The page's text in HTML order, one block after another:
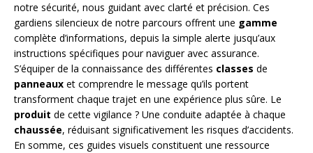
notre sécurité, nous guidant avec clarté et précision. Ces
gardiens silencieux de notre parcours offrent une gamme
complète d’informations, depuis la simple alerte jusqu’aux
instructions spécifiques pour naviguer avec assurance.
S’équiper de la connaissance des différentes classes de
panneaux et comprendre le message qu’ils portent
transforment chaque trajet en une expérience plus sûre. Le
produit de cette vigilance ? Une conduite adaptée à chaque
chaussée, réduisant significativement les risques d’accidents.
En somme, ces guides visuels constituent une ressource